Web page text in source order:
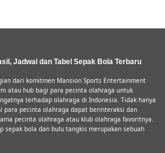
Jadwal dan Tabel Sepak Bola Terbaru
dari komitmen Mansion Sports Entertainment
atau hub bagi para pecinta olahraga untuk
terhadap olahraga di Indonesia. Tidak hanya
para pecinta olahraga dapat berinteraksi dan
pecinta olahraga atau klub olahraga favoritnya.
sepak bola dan bulu tangkis merupakan sebuah